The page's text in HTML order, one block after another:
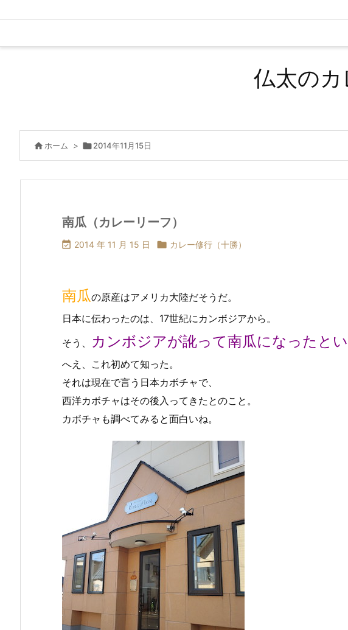
仏太のカ
 ホーム > 2014年11月15日
南瓜（カレーリーフ）
 2014 年 11 月 15 日  カレー修行（十勝）
南瓜の原産はアメリカ大陸だそうだ。
日本に伝わったのは、17世紀にカンボジアから。
そう、
カンボジアが訛って南瓜になったと
へえ、これ初めて知った。
それは現在で言う日本カボチャで、
西洋カボチャはその後入ってきたとのこと。
カボチャも調べてみると面白いね。